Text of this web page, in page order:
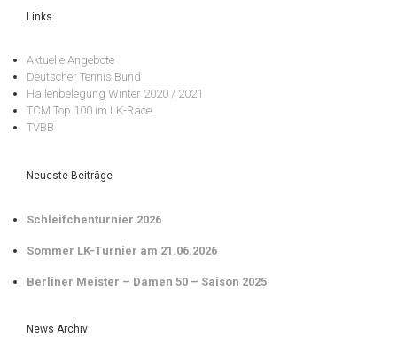
Links
Aktuelle Angebote
Deutscher Tennis Bund
Hallenbelegung Winter 2020 / 2021
TCM Top 100 im LK-Race
TVBB
Neueste Beiträge
Schleifchenturnier 2026
Sommer LK-Turnier am 21.06.2026
Berliner Meister – Damen 50 – Saison 2025
News Archiv